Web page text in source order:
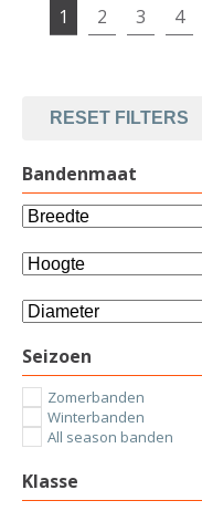
1 2 3 4
RESET FILTERS
Bandenmaat
Seizoen
Zomerbanden
Winterbanden
All season banden
Klasse